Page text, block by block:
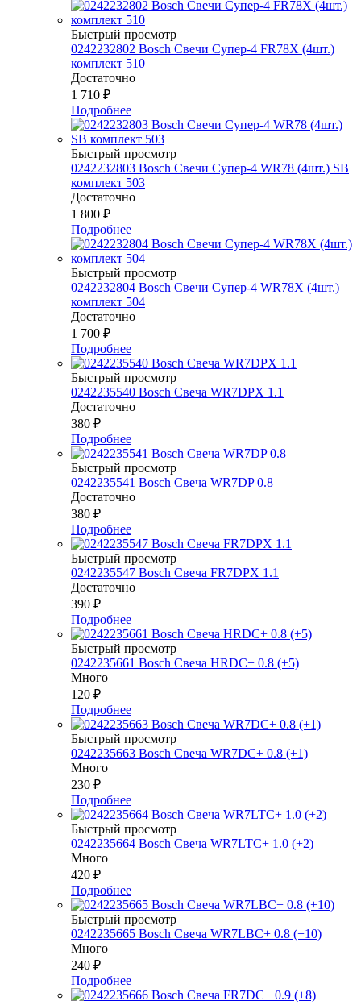
Быстрый просмотр
0242232802 Bosch Свечи Супер-4 FR78Х (4шт.)
комплект 510
Достаточно
1 710 ₽
Подробнее
Быстрый просмотр
0242232803 Bosch Свечи Супер-4 WR78 (4шт.) SB
комплект 503
Достаточно
1 800 ₽
Подробнее
Быстрый просмотр
0242232804 Bosch Свечи Супер-4 WR78Х (4шт.)
комплект 504
Достаточно
1 700 ₽
Подробнее
Быстрый просмотр
0242235540 Bosch Свеча WR7DPX 1.1
Достаточно
380 ₽
Подробнее
Быстрый просмотр
0242235541 Bosch Свеча WR7DP 0.8
Достаточно
380 ₽
Подробнее
Быстрый просмотр
0242235547 Bosch Свеча FR7DPX 1.1
Достаточно
390 ₽
Подробнее
Быстрый просмотр
0242235661 Bosch Свеча HRDC+ 0.8 (+5)
Много
120 ₽
Подробнее
Быстрый просмотр
0242235663 Bosch Свеча WR7DC+ 0.8 (+1)
Много
230 ₽
Подробнее
Быстрый просмотр
0242235664 Bosch Свеча WR7LTC+ 1.0 (+2)
Много
420 ₽
Подробнее
Быстрый просмотр
0242235665 Bosch Свеча WR7LBC+ 0.8 (+10)
Много
240 ₽
Подробнее